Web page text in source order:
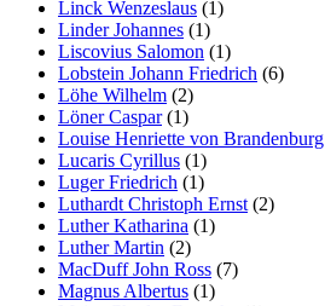
Linck Wenzeslaus (1)
Linder Johannes (1)
Liscovius Salomon (1)
Lobstein Johann Friedrich (6)
Löhe Wilhelm (2)
Löner Caspar(1)
Louise Henriette von Brandenburg
Lucaris Cyrillus (1)
Luger Friedrich (1)
Luthardt Christoph Ernst (2)
Luther Katharina (1)
Luther Martin (2)
MacDuff John Ross (7)
Magnus Albertus (1)